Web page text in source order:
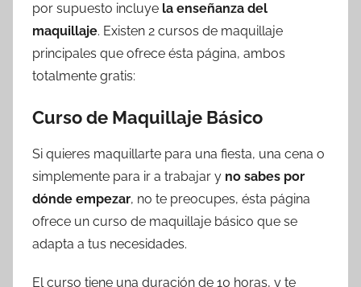
por supuesto incluye la enseñanza del
maquillaje. Existen 2 cursos de maquillaje
principales que ofrece ésta página, ambos
totalmente gratis:
Curso de Maquillaje Básico
Si quieres maquillarte para una fiesta, una cena o
simplemente para ir a trabajar y no sabes por
dónde empezar, no te preocupes, ésta página
ofrece un curso de maquillaje básico que se
adapta a tus necesidades.
El curso tiene una duración de 10 horas, y te